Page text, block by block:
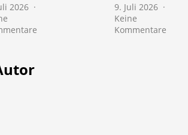
2026
9. Juli 2026
Keine
Kommentare